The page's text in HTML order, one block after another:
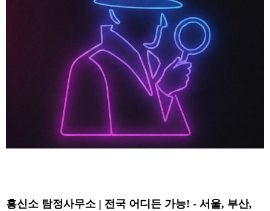
흥신소 탐정사무소 | 전국 어디든 가능! - 서울, 부산,